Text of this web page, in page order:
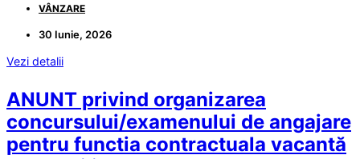
VÂNZARE
30 Iunie, 2026
Vezi detalii
ANUNT privind organizarea
concursului/examenului de angajare
pentru functia contractuala vacantă